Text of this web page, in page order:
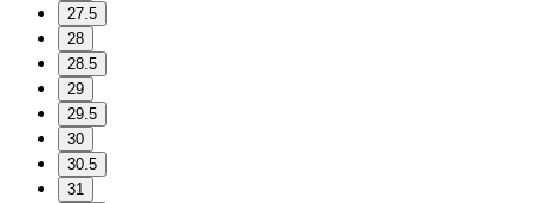
27.5
28
28.5
29
29.5
30
30.5
31